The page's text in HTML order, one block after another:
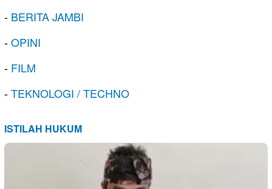
- BERITA JAMBI
-OPINI
- FILM
-TEKNOLOGI / TECHNO
ISTILAH HUKUM